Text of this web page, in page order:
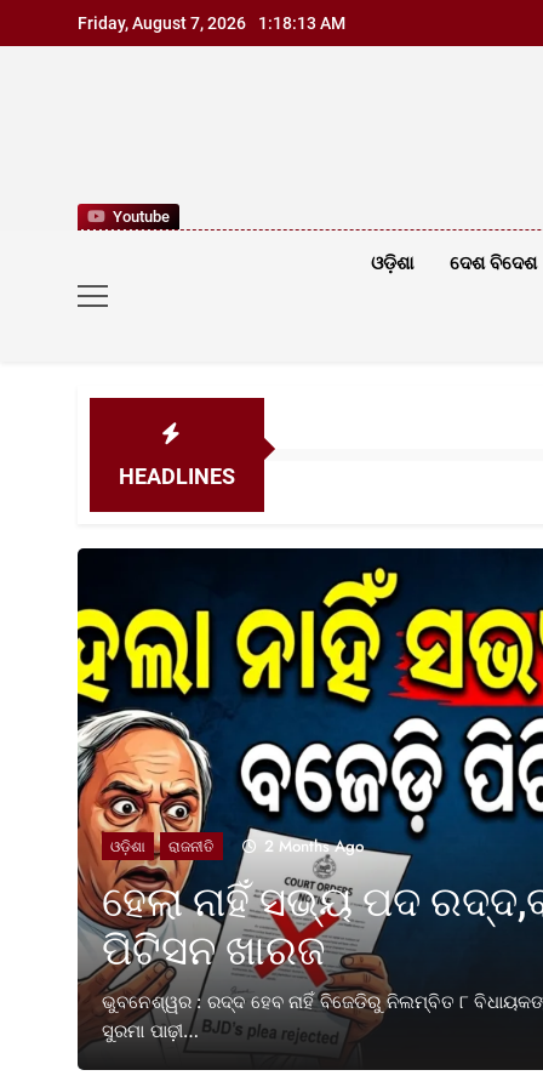
to
Friday, August 7, 2026 1:18:15 AM
Youtube
ଓଡ଼ିଶା ଦେଶ ବିଦେଶ
HEADLINES
ଓଡ଼ିଶା ରାଜନୀତି 2 Months Ago
ହେଲା ନାହିଁ ସଭ୍ୟ ପଦ
ପିଟିସନ ଖାରଜ
ଭୁବନେଶ୍ୱର : ରଦ୍ଦ ହେବ ନାହିଁ ବିଜେଡିରୁ ନିଲମ୍ବିତ ୮
ସୁରମା ପାଢ଼ୀ…